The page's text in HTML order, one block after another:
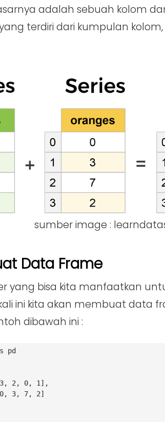
adalah sebuah kolom
terdiri dari kumpulan
sumber image :
Data Frame
yang bisa kita manfaatkan
ini kita akan membuat data
dibawah ini :
pd
[3, 2, 0, 1],
3, 7, 2]